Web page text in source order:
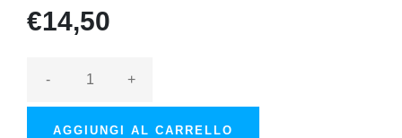
€14,50
- +
AGGIUNGI AL CARRELLO